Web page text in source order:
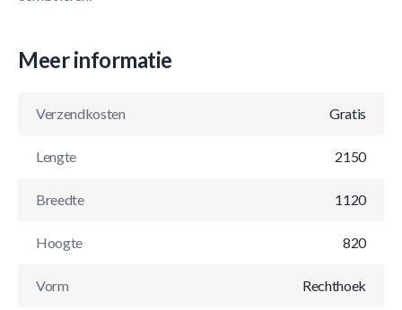
Meer informatie
Verzendkosten Gratis
Lengte 2150
Breedte 1120
Hoogte 820
Vorm Rechthoek